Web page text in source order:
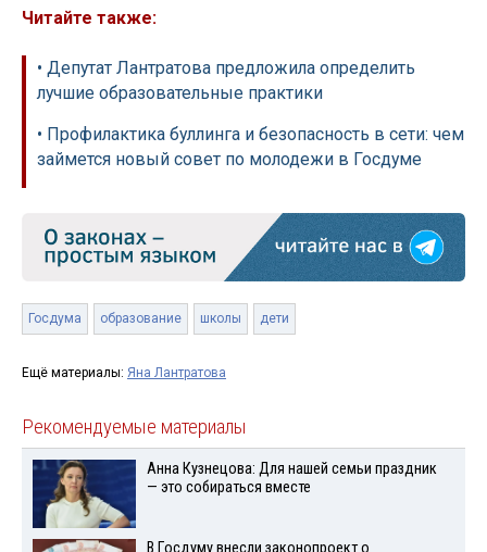
Читайте также:
• Депутат Лантратова предложила определить
лучшие образовательные практики
• Профилактика буллинга и безопасность в сети: чем
займется новый совет по молодежи в Госдуме
Госдума образование школы дети
Ещё материалы: Яна Лантратова
Рекомендуемые материалы
Анна Кузнецова: Для нашей семьи праздник
— это собираться вместе
В Госдуму внесли законопроект о